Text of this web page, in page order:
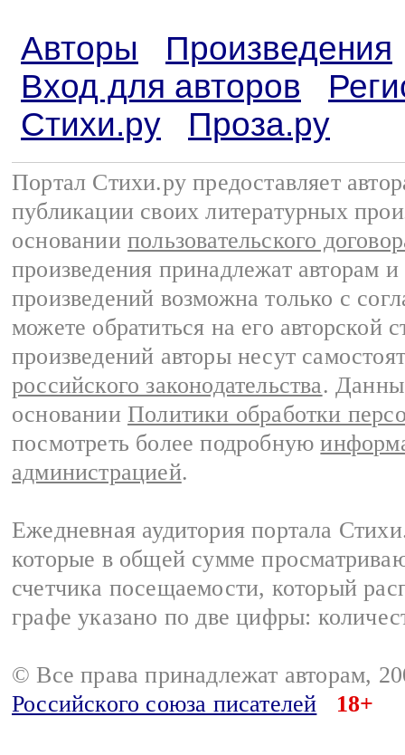
Авторы
Произведения
Вход для авторов
Стихи.ру
Проза.ру
Портал Стихи.ру предоставляет
публикации своих литературных
основании пользовательского
произведения принадлежат авторам
произведений возможна только с
можете обратиться на его авторской
произведений авторы несут
российского законодательства.
основании Политики обработки
посмотреть более подробную
администрацией.
Ежедневная аудитория портала
которые в общей сумме
счетчика посещаемости, который
графе указано по две цифры:
© Все права принадлежат авторам,
Российского союза писателей
18+